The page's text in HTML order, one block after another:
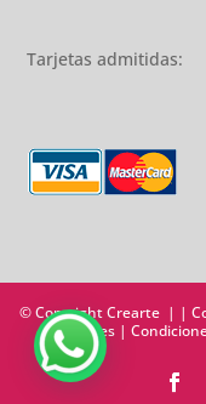
Tarjetas admitidas:
© Copyright Crearte | |
Cookies |